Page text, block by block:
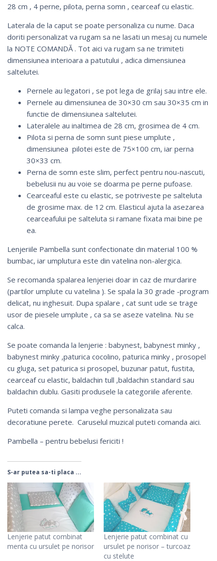
28 cm , 4 perne, pilota, perna somn , cearceaf cu elastic.
Laterala de la caput se poate personaliza cu nume. Daca
doriti personalizat va rugam sa ne lasati un mesaj cu numele
la NOTE COMANDĂ . Tot aici va rugam sa ne trimiteti
dimensiunea interioara a patutului , adica dimensiunea
saltelutei.
Pernele au legatori , se pot lega de grilaj sau intre ele.
Pernele au dimensiunea de 30×30 cm sau 30×35 cm in
functie de dimensiunea saltelutei.
Lateralele au inaltimea de 28 cm, grosimea de 4 cm.
Pilota si perna de somn sunt piese umplute ,
dimensiunea pilotei este de 75×100 cm, iar perna
30×33 cm.
Perna de somn este slim, perfect pentru nou-nascuti,
bebelusii nu au voie se doarma pe perne pufoase.
Cearceaful este cu elastic, se potriveste pe salteluta
de grosime max. de 12 cm. Elasticul ajuta la asezarea
cearceafului pe salteluta si ramane fixata mai bine pe
ea.
Lenjeriile Pambella sunt confectionate din material 100 %
bumbac, iar umplutura este din vatelina non-alergica.
Se recomanda spalarea lenjeriei doar in caz de murdarire
(partilor umplute cu vatelina ). Se spala la 30 grade -program
delicat, nu inghesuit. Dupa spalare , cat sunt ude se trage
usor de piesele umplute , ca sa se aseze vatelina. Nu se
calca.
Se poate comanda la lenjerie : babynest, babynest minky ,
babynest minky ,paturica cocolino, paturica minky , prosopel
cu gluga, set paturica si prosopel, buzunar patut, fustita,
cearceaf cu elastic, baldachin tull ,baldachin standard sau
baldachin dublu. Gasiti produsele la categoriile aferente.
Puteti comanda si lampa veghe personalizata sau
decoratiune perete. Caruselul muzical puteti comanda aici.
Pambella – pentru bebelusi fericiti !
S-ar putea sa-ti placa ...
Lenjerie patut combinat
menta cu ursulet pe norisor
Lenjerie patut combinat cu
ursulet pe norisor – turcoaz
cu stelute